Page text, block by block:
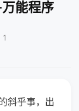
能程序
1
斜乎事，出